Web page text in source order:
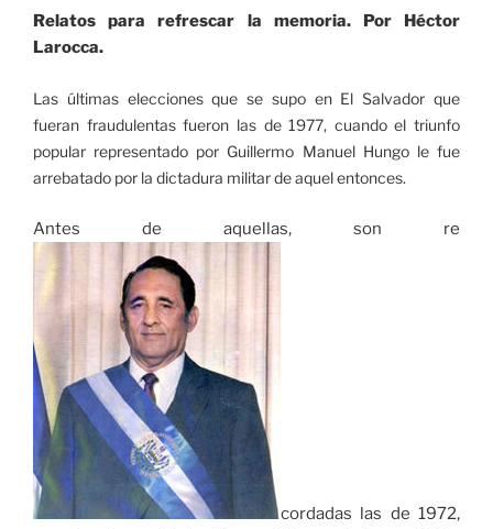
Relatos para refrescar la memoria. Por Héctor
Larocca.
Las últimas elecciones que se supo en El Salvador que
fueran fraudulentas fueron las de 1977, cuando el triunfo
popular representado por Guillermo Manuel Hungo le fue
arrebatado por la dictadura militar de aquel entonces.
Antes de aquellas, son re
cordadas las de 1972,